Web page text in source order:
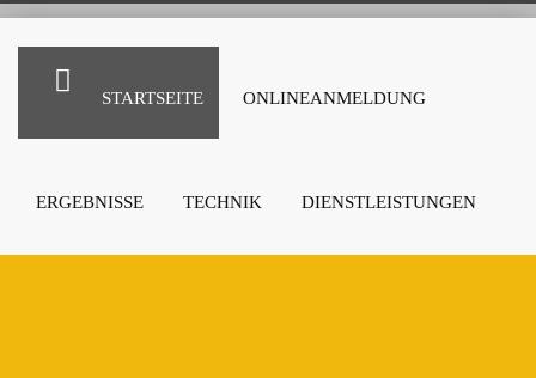
STARTSEITE ONLINEANMELDUNG
ERGEBNISSE TECHNIK DIENSTLEISTUNGEN